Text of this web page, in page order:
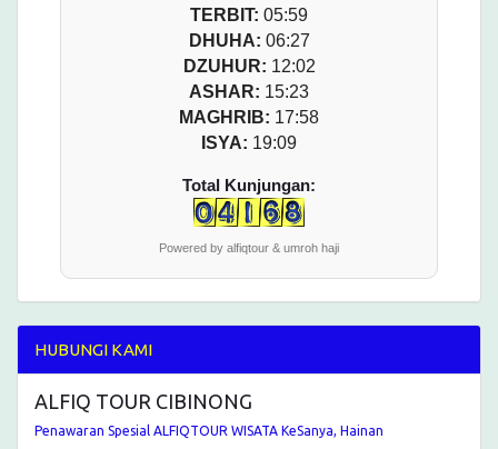
TERBIT: 05:59
DHUHA: 06:27
DZUHUR: 12:02
ASHAR: 15:23
MAGHRIB: 17:58
ISYA: 19:09
Total Kunjungan:
Powered by alfiqtour & umroh haji
HUBUNGI KAMI
ALFIQ TOUR CIBINONG
Penawaran Spesial ALFIQTOUR WISATA KeSanya, Hainan